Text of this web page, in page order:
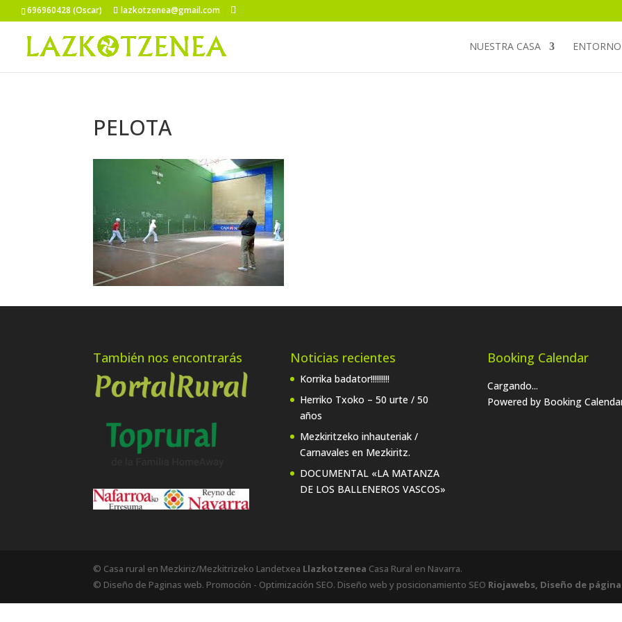
696960428 (Oscar) lazkotzenea@gmail.com
NUESTRA CASA ENTORNO
PELOTA
También nos encontrarás Noticias recientes
Korrika badator!!!!!!!!!
Herriko Txoko – 50 urte / 50
años
Mezkiritzeko inhauteriak /
Carnavales en Mezkiritz.
DOCUMENTAL «LA MATANZA
DE LOS BALLENEROS VASCOS»
Booking Calendar
Cargando...
Powered by Booking
© Casa rural en Mezkiriz/Mezkitrizeko Landetxea Llazkotzenea Casa Rural en Navarra.
© Diseño de Paginas web. Promoción - Optimización SEO. Diseño web y posicionamiento SEO Riojawebs, Diseño de